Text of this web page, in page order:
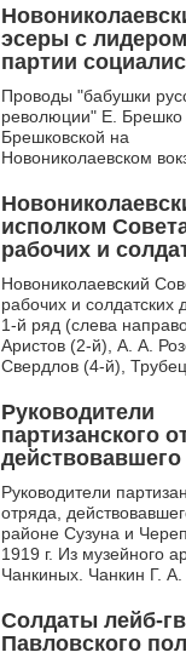
архива Васильева
...
эсеры с лидером
партии
революционеров
Брешко-
Проводы "бабушки
революции" Е. Брешко
Брешковской на
Новониколаевском
исполком
рабочих и
депутатов
Новониколаевский
рабочих и солдатских
1-й ряд (слева
Аристов (2-й), А. А.
Свердлов (4-й),
Руководители
партизанского
действовавшего
районе Сузуна и
Черепанова
Руководители
отряда,
районе Сузуна и
1919 г. Из музейного
Чанкиных. Чанкин Г. А.
Чанкин Григорий
(1889–1946&...
Солдаты лейб-
Павловского